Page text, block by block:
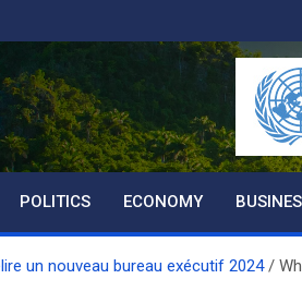
POLITICS ECONOMY
un nouveau bureau exécutif 2024